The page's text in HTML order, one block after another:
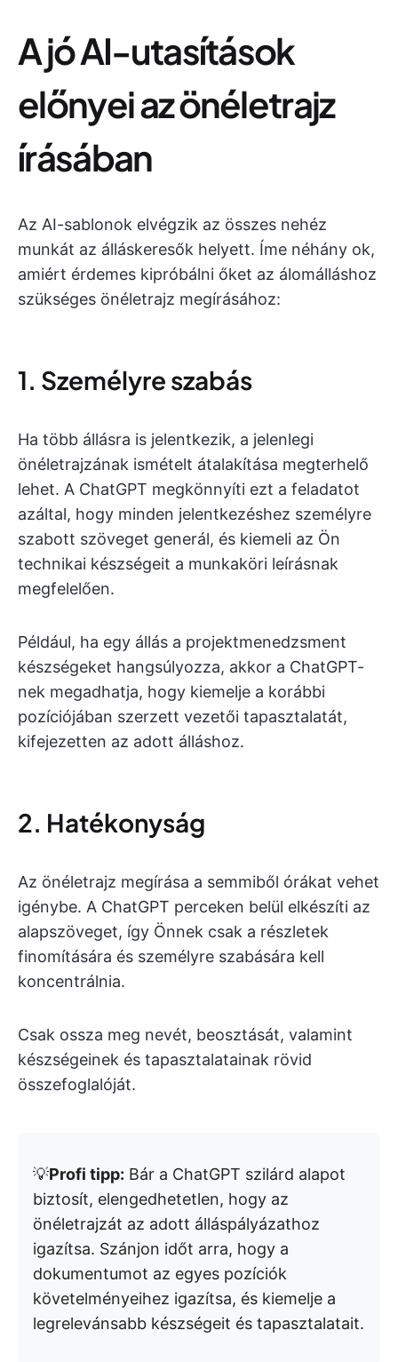
A jó AI-utasítások
előnyei az önéletrajz
írásában
Az AI-sablonok elvégzik az összes nehéz
munkát az álláskeresők helyett. Íme néhány ok,
amiért érdemes kipróbálni őket az álomálláshoz
szükséges önéletrajz megírásához:
1. Személyre szabás
Ha több állásra is jelentkezik, a jelenlegi
önéletrajzának ismételt átalakítása megterhelő
lehet. A ChatGPT megkönnyíti ezt a feladatot
azáltal, hogy minden jelentkezéshez személyre
szabott szöveget generál, és kiemeli az Ön
technikai készségeit a munkaköri leírásnak
megfelelően.
Például, ha egy állás a projektmenedzsment
készségeket hangsúlyozza, akkor a ChatGPT-
nek megadhatja, hogy kiemelje a korábbi
pozíciójában szerzett vezetői tapasztalatát,
kifejezetten az adott álláshoz.
2. Hatékonyság
Az önéletrajz megírása a semmiből órákat vehet
igénybe. A ChatGPT perceken belül elkészíti az
alapszöveget, így Önnek csak a részletek
finomítására és személyre szabására kell
koncentrálnia.
Csak ossza meg nevét, beosztását, valamint
készségeinek és tapasztalatainak rövid
összefoglalóját.
💡Profi tipp: Bár a ChatGPT szilárd alapot
biztosít, elengedhetetlen, hogy az
önéletrajzát az adott álláspályázathoz
igazítsa. Szánjon időt arra, hogy a
dokumentumot az egyes pozíciók
követelményeihez igazítsa, és kiemelje a
legrelevánsabb készségeit és tapasztalatait.